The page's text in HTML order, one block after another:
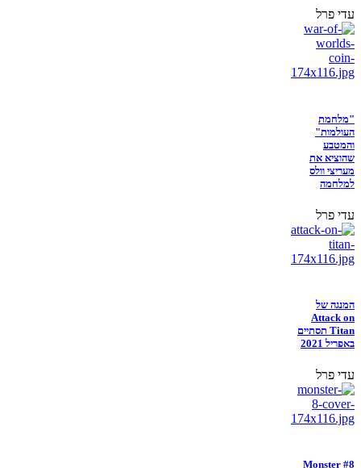
עדי פרל
"מלחמת
העולמות"
והמטבע
שהוציא את
מעריצי וולס
למלחמה
עדי פרל
המנגה של
Attack on
Titan תסתיים
באפריל 2021
עדי פרל
Monster #8